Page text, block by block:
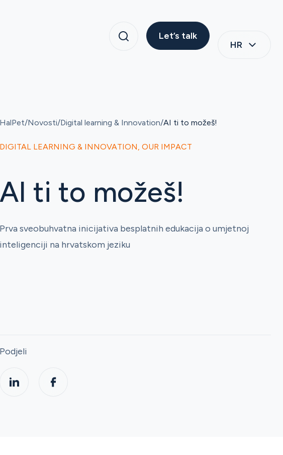
Let’s talk
HR
HalPet Novosti Digital learning & Innovation AI ti to možeš!
DIGITAL LEARNING & INNOVATION, OUR IMPACT
AI ti to možeš!
Prva sveobuhvatna inicijativa besplatnih edukacija o umjetnoj
inteligenciji na hrvatskom jeziku
Podjeli